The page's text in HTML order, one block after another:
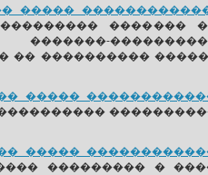
�����
�������
�� ����������
�����
�����
��������� �